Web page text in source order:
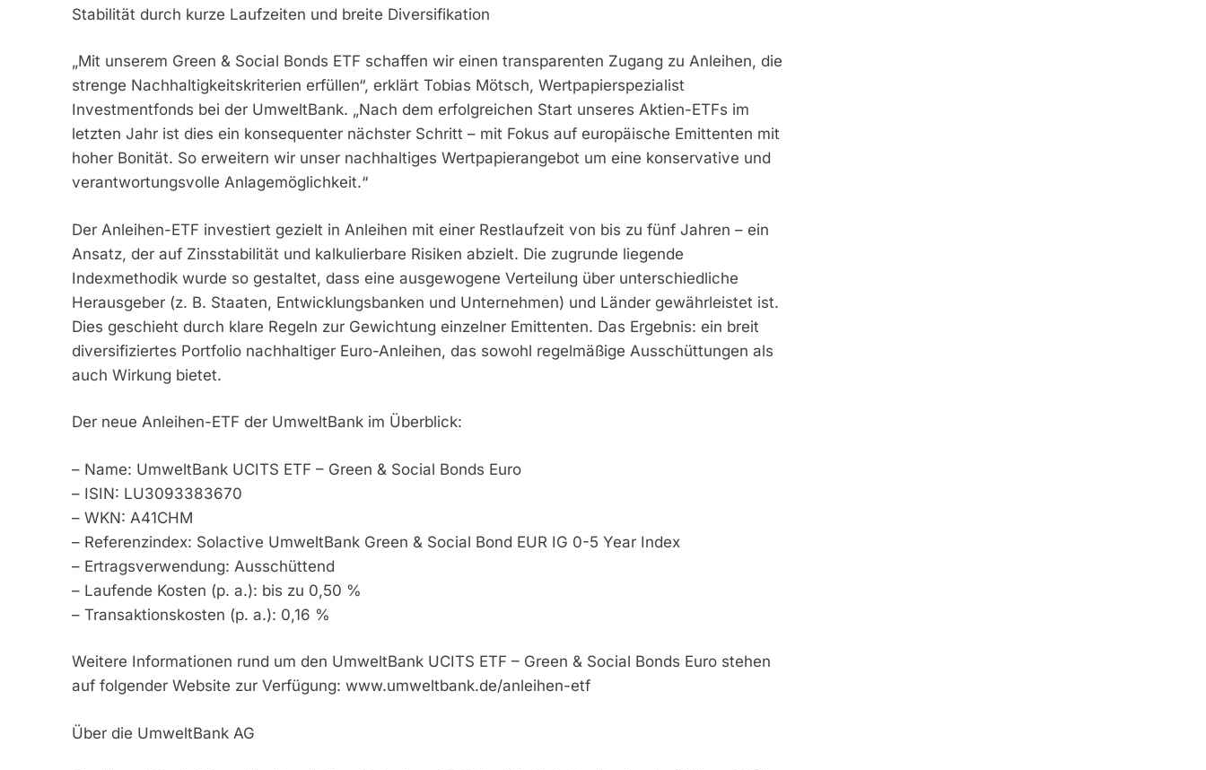
Stabilität durch kurze Laufzeiten und breite Diversifikation
„Mit unserem Green & Social Bonds ETF schaffen wir einen transparenten Zugang zu Anleihen, die
strenge Nachhaltigkeitskriterien erfüllen“, erklärt Tobias Mötsch, Wertpapierspezialist
Investmentfonds bei der UmweltBank. „Nach dem erfolgreichen Start unseres Aktien-ETFs im
letzten Jahr ist dies ein konsequenter nächster Schritt – mit Fokus auf europäische Emittenten mit
hoher Bonität. So erweitern wir unser nachhaltiges Wertpapierangebot um eine konservative und
verantwortungsvolle Anlagemöglichkeit.“
Der Anleihen-ETF investiert gezielt in Anleihen mit einer Restlaufzeit von bis zu fünf Jahren – ein
Ansatz, der auf Zinsstabilität und kalkulierbare Risiken abzielt. Die zugrunde liegende
Indexmethodik wurde so gestaltet, dass eine ausgewogene Verteilung über unterschiedliche
Herausgeber (z. B. Staaten, Entwicklungsbanken und Unternehmen) und Länder gewährleistet ist.
Dies geschieht durch klare Regeln zur Gewichtung einzelner Emittenten. Das Ergebnis: ein breit
diversifiziertes Portfolio nachhaltiger Euro-Anleihen, das sowohl regelmäßige Ausschüttungen als
auch Wirkung bietet.
Der neue Anleihen-ETF der UmweltBank im Überblick:
– Name: UmweltBank UCITS ETF – Green & Social Bonds Euro
– ISIN: LU3093383670
– WKN: A41CHM
– Referenzindex: Solactive UmweltBank Green & Social Bond EUR IG 0-5 Year Index
– Ertragsverwendung: Ausschüttend
– Laufende Kosten (p. a.): bis zu 0,50 %
– Transaktionskosten (p. a.): 0,16 %
Weitere Informationen rund um den UmweltBank UCITS ETF – Green & Social Bonds Euro stehen
auf folgender Website zur Verfügung: www.umweltbank.de/anleihen-etf
Über die UmweltBank AG